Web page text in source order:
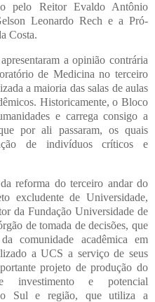
pelo Reitor Evaldo Antônio
Leonardo Rech e a Pró-
Costa.
a opinião contrária
de Medicina no terceiro
a maioria das salas de aulas
Historicamente, o Bloco
e carrega consigo a
por ali passaram, os quais
de indivíduos críticos e
reforma do terceiro andar do
excludente de Universidade,
da Fundação Universidade de
de tomada de decisões, que
comunidade acadêmica em
a UCS a serviço de seus
projeto de produção do
investimento e potencial
Sul e região, que utiliza a